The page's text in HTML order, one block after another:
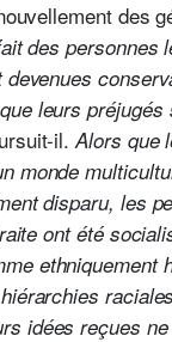
des
des personnes
devenues
leurs préjugés
il.Alors que
monde
disparu, les
ont été
ethniquement
idées reçues